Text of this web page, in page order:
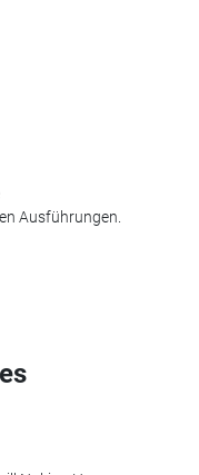
Ausführungen.